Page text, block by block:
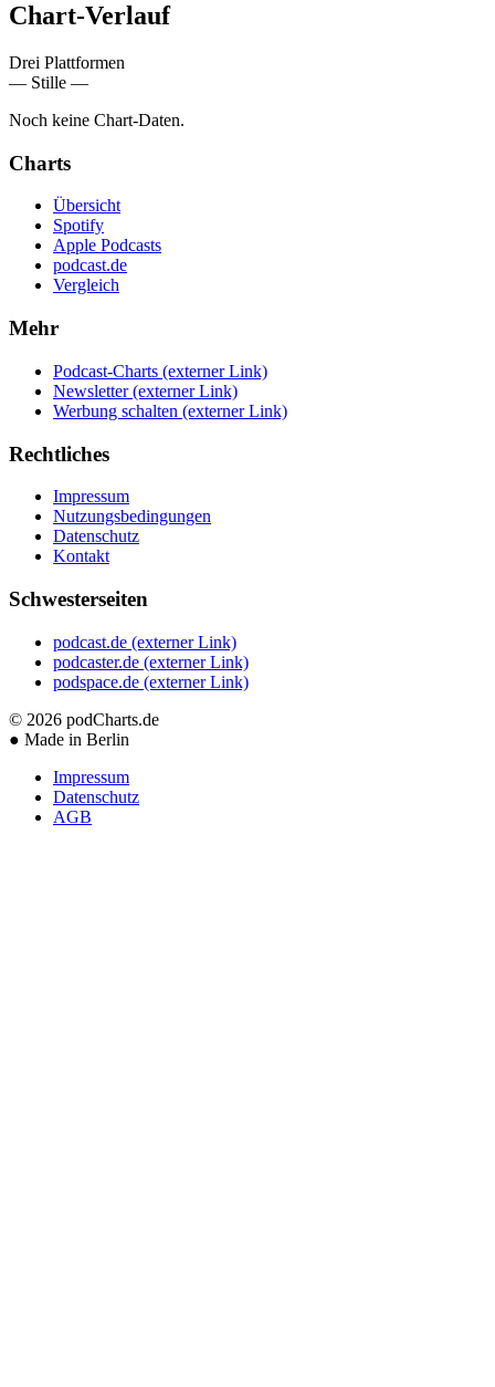
Chart-Verlauf
Drei Plattformen
— Stille —
Noch keine Chart-Daten.
Charts
Übersicht
Spotify
Apple Podcasts
podcast.de
Vergleich
Mehr
Podcast-Charts (externer Link)
Newsletter (externer Link)
Werbung schalten (externer Link)
Rechtliches
Impressum
Nutzungsbedingungen
Datenschutz
Kontakt
Schwesterseiten
podcast.de (externer Link)
podcaster.de (externer Link)
podspace.de (externer Link)
© 2026 podCharts.de
● Made in Berlin
Impressum
Datenschutz
AGB